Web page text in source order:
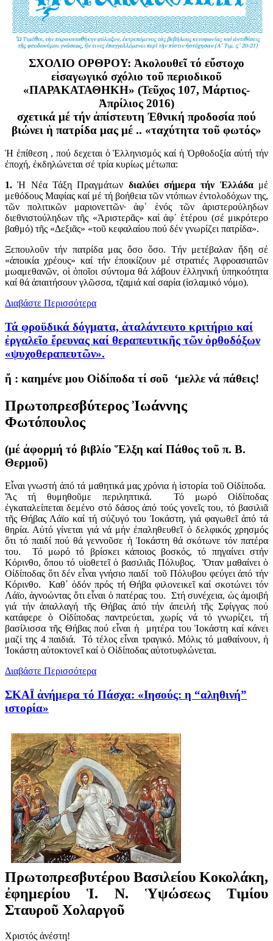
ΣΧΟΛΙΟ ΟΡΘΡΟΥ: Ἀκολουθεῖ τό εὔστοχο
εἰσαγωγικό σχόλιο τοῦ περιοδικοῦ
«ΠΑΡΑΚΑΤΑΘΗΚΗ» (Τεῦχος 107, Μάρτιος-
Ἀπρίλιος 2016)
σχετικά μέ τήν ἀπίστευτη Ἐθνική προδοσία πού
βιώνει ἡ πατρίδα μας μέ .. «ταχύτητα τοῦ φωτός»
Ἡ ἐπίθεση , πού δεχεται ὁ Ἑλληνισμός καί ἡ Ὀρθοδοξία αὐτή τήν
ἐποχή, ἐκδηλώνεται σέ τρία κυρίως μέτωπα:
1.Ἡ Νέα Τάξη Πραγμάτων διαλύει σήμερα τήν Ἑλλάδα μέ
μεθόδους Μαφίας καί μέ τή βοήθεια τῶν ντόπιων ἐντολοδόχων της,
τῶν πολιτικῶν μαριονεττῶν· ἀφ᾽ ἑνός τῶν ἀριστερούληδων
διεθνιστούληδων τῆς «Ἀριστερᾶς» καί ἀφ᾽ ἑτέρου (σέ μικρότερο
βαθμό) τῆς «Δεξιᾶς» «τοῦ κεφαλαίου πού δέν γνωρίζει πατρίδα».
Ξεπουλοῦν τήν πατρίδα μας ὅσο ὅσο. Τήν μετέβαλαν ἤδη σέ
«ἀποικία χρέους» καί τήν ἐποικίζουν μέ στρατιές Ἀφροασιατῶν
μωαμεθανῶν, οἱ ὁποῖοι σύντομα θά λάβουν ἑλληνική ὑπηκοότητα
καί θά ἀπαιτήσουν γλῶσσα, τζαμιά καί σαρία (ἰσλαμικό νόμο).
Διαβάστε Περισσότερα
Τά φροϋδικά δόγματα, ἀταλάντευτο κριτήριο καί
ἐργαλεῖο ἔρευνας καί θεραπευτικῆς τῶν ὀρθοδόξων
«ψυχοθεραπευτῶν».
ἤ : καημένε μου Οἰδίποδα τί σοῦ ‘μελλε νά πάθεις!
Πρωτοπρεσβύτερος Ἰωάννης
Φωτόπουλος
(μέ ἀφορμή τό βιβλίο Ἕλξη καί Πάθος τοῦ π. Β.
Θερμοῦ)
Εἶναι γνωστή ἀπό τά μαθητικά μας χρόνια ἡ ἱστορία τοῦ Οἰδίποδα.
Ἄς τή θυμηθοῦμε περιληπτικά. Τό μωρό Οἰδίποδας
ἐγκαταλείπεται δεμένο στό δάσος ἀπό τούς γονεῖς του, τό βασιλιᾶ
τῆς Θήβας Λάϊο καί τή σύζυγό του Ἰοκάστη, γιά φαγωθεῖ ἀπό τά
θηρία. Αὐτό γίνεται γιά νά μήν ἐπαληθευθεῖ ὁ δελφικός χρησμός
ὅτι τό παιδί πού θά γεννοῦσε ἡ Ἰοκάστη θά σκότωνε τόν πατέρα
του. Τό μωρό τό βρίσκει κάποιος βοσκός, τό πηγαίνει στήν
Κόρινθο, ὅπου τό υἱοθετεῖ ὁ βασιλιᾶς Πόλυβος. Ὅταν μαθαίνει ὁ
Οἰδίποδας ὅτι δέν εἶναι γνήσιο παιδί τοῦ Πόλυβου φεύγει ἀπό τήν
Κόρινθο. Καθ΄ ὁδόν πρός τή Θήβα φιλονεικεῖ καί σκοτώνει τόν
Λάϊο, ἀγνοώντας ὅτι εἶναι ὁ πατέρας του. Στή συνέχεια, ὡς ἀμοιβή
γιά τήν ἀπαλλαγή τῆς Θήβας ἀπό τήν ἀπειλή τῆς Σφίγγας πού
κατάφερε ὁ Οἰδίποδας παντρεύεται, χωρίς νά τό γνωρίζει, τή
βασίλισσα τῆς Θήβας πού εἶναι ἡ μητέρα του Ἰοκάστη καί κάνει
μαζί της 4 παιδιά. Τό τέλος εἶναι τραγικό. Μόλις τό μαθαίνουν, ἡ
Ἰοκάστη αὐτοκτονεῖ καί ὁ Οἰδίποδας αὐτοτυφλώνεται.
Διαβάστε Περισσότερα
ΣΚΑΪ ἀνήμερα τό Πάσχα: «Ιησούς: η “αληθινή”
ιστορία»
Πρωτοπρεσβυτέρου Βασιλείου Κοκολάκη,
ἐφημερίου Ἱ. Ν. Ὑψώσεως Τιμίου
Σταυροῦ Χολαργοῦ
Χριστός ἀνέστη!